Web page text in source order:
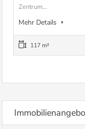
Zentrum...
Mehr Details
117 m²